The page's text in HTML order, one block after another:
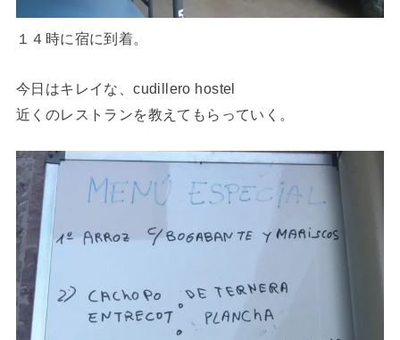
１４時に宿に到着。
今日はキレイな、cudillero hostel
近くのレストランを教えてもらっていく。